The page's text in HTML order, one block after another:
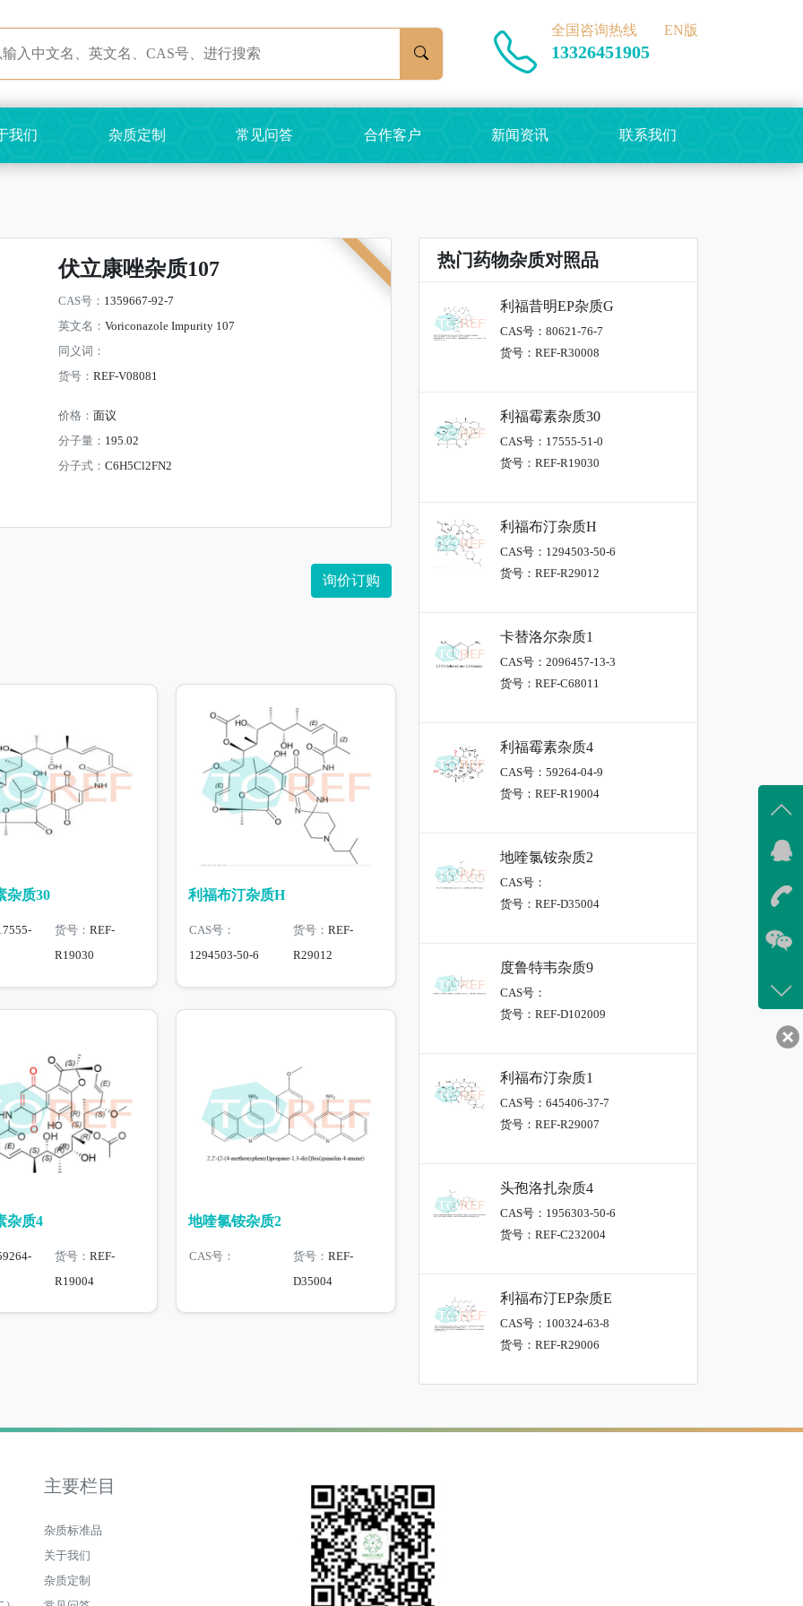
全国咨询热线
13326451905
EN版
我们 杂质定制 常见问答 合作客户 新闻资讯 联系我们
伏立康唑杂质107
CAS号： 1359667-92-7
英文名： Voriconazole Impurity 107
同义词：
货号： REF-V08081
价格： 面议
分子量： 195.02
分子式： C6H5Cl2FN2
询价订购
杂质30
货号： REF-
R19030
利福布汀杂质H
CAS号：
1294503-50-6
货号： REF-
R29012
杂质4
货号： REF-
R19004
地喹氯铵杂质2
CAS号： 货号： REF-
D35004
热门药物杂质对照品
利福昔明EP杂质G
CAS号：80621-76-7
货号：REF-R30008
利福霉素杂质30
CAS号：17555-51-0
货号：REF-R19030
利福布汀杂质H
CAS号：1294503-50-6
货号：REF-R29012
卡替洛尔杂质1
CAS号：2096457-13-3
货号：REF-C68011
利福霉素杂质4
CAS号：59264-04-9
货号：REF-R19004
地喹氯铵杂质2
CAS号：
货号：REF-D35004
度鲁特韦杂质9
CAS号：
货号：REF-D102009
利福布汀杂质1
CAS号：645406-37-7
货号：REF-R29007
头孢洛扎杂质4
CAS号：1956303-50-6
货号：REF-C232004
利福布汀EP杂质E
CAS号：100324-63-8
货号：REF-R29006
主要栏目
杂质标准品
关于我们
杂质定制